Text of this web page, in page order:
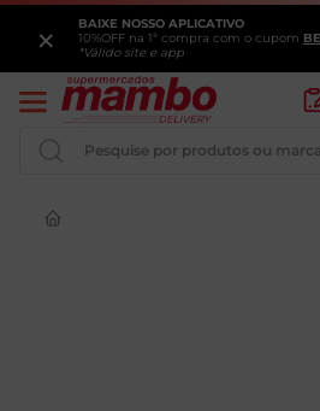
BAIXE NOSSO APLICATIVO
10%OFF na 1ª compra com o cupom
*Válido site e app
×
Pesquise por produtos ou